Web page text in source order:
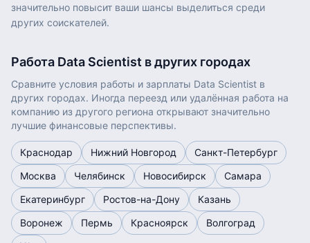
значительно повысит ваши шансы выделиться среди
других соискателей.
Работа Data Scientist в других городах
Сравните условия работы и зарплаты Data Scientist в
других городах. Иногда переезд или удалённая работа на
компанию из другого региона открывают значительно
лучшие финансовые перспективы.
Краснодар Нижний Новгород
Санкт-Петербург
Москва
Челябинск Новосибирск
Самара
Екатеринбург
Ростов-на-Дону
Казань
Воронеж
Пермь Красноярск
Волгоград